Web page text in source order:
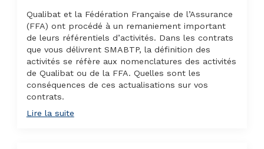
Qualibat et la Fédération Française de l’Assurance
(FFA) ont procédé à un remaniement important
de leurs référentiels d’activités. Dans les contrats
que vous délivrent SMABTP, la définition des
activités se réfère aux nomenclatures des activités
de Qualibat ou de la FFA. Quelles sont les
conséquences de ces actualisations sur vos
contrats.
Lire la suite